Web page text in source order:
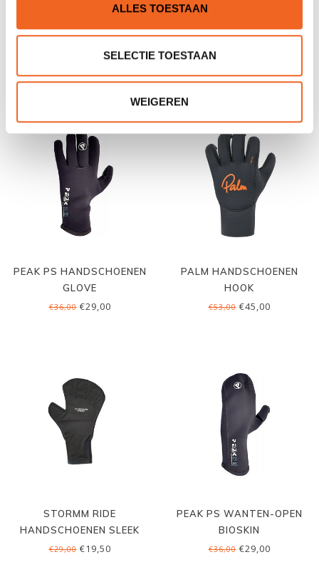
ALLES TOESTAAN
SELECTIE TOESTAAN
WEIGEREN
PALM HANDSCHOENEN
€29,00
HIKO HANDSCHOENEN
PEAK PS HANDSCHOENEN
GLOVE
€36,00€29,00
PALM HANDSCHOENEN
HOOK
€53,00€45,00
STORMM RIDE
HANDSCHOENEN SLEEK
€29,00€19,50
PEAK PS WANTEN-OPEN
BIOSKIN
€36,00€29,00